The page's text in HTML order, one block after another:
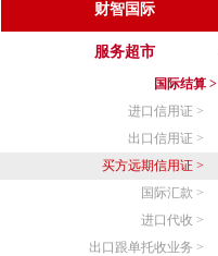
财智国际
服务超市
国际结算 >
进口信用证 >
出口信用证 >
买方远期信用证 >
国际汇款 >
进口代收 >
出口跟单托收业务 >